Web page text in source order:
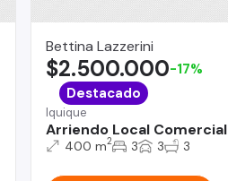
Bettina Lazzerini
Iquique
Arriendo Local Comercial
$2.500.000-17%
Destacado
400 m2 3 3 3